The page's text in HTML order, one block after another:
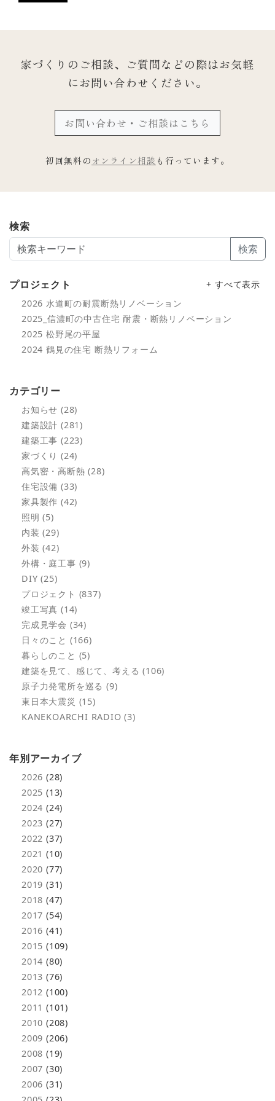
家づくりのご相談、ご質問などの際はお気軽
にお問い合わせください。
お問い合わせ・ご相談はこちら
初回無料の オンライン相談 も行っています。
検索
検索
プロジェクト
+ すべて表示
2026 水道町の耐震断熱リノベーション
2025_信濃町の中古住宅 耐震・断熱リノベーション
2025 松野尾の平屋
2024 鶴見の住宅 断熱リフォーム
カテゴリー
お知らせ (28)
建築設計 (281)
建築工事 (223)
家づくり (24)
高気密・高断熱 (28)
住宅設備 (33)
家具製作 (42)
照明 (5)
内装 (29)
外装 (42)
外構・庭工事 (9)
DIY (25)
プロジェクト (837)
竣工写真 (14)
完成見学会 (34)
日々のこと (166)
暮らしのこと (5)
建築を見て、感じて、考える (106)
原子力発電所を巡る (9)
東日本大震災 (15)
KANEKOARCHI RADIO (3)
年別アーカイブ
2026 (28)
2025 (13)
2024 (24)
2023 (27)
2022 (37)
2021 (10)
2020 (77)
2019 (31)
2018 (47)
2017 (54)
2016 (41)
2015 (109)
2014 (80)
2013 (76)
2012 (100)
2011 (101)
2010 (208)
2009 (206)
2008 (19)
2007 (30)
2006 (31)